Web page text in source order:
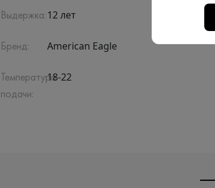
Выдержка: 12 лет
Бренд: American Eagle
Температура
подачи:
18-22